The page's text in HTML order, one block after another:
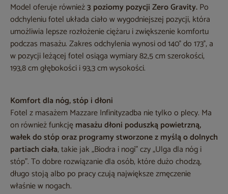
Model oferuje również3 poziomy pozycji Zero Gravity.Po
odchyleniu fotel układa ciało w wygodniejszej pozycji, która
umożliwia lepsze rozłożenie ciężaru i zwiększenie komfortu
podczas masażu. Zakres odchylenia wynosi od 140° do 173°, a
w pozycji leżącej fotel osiąga wymiary 82,5 cm szerokości,
193,8 cm głębokości i 93,3 cm wysokości.
Komfort dla nóg, stóp i dłoni
Fotel z masażem Mazzare Infinityzadba nie tylko o plecy. Ma
on również funkcjęmasażu dłoni poduszką powietrzną,
wałek do stóp oraz programy stworzone z myślą o dolnych
partiach ciała, takie jak „Biodra i nogi” czy „Ulga dla nóg i
stóp”. To dobre rozwiązanie dla osób, które dużo chodzą,
długo stoją albo po pracy czują największe zmęczenie
właśnie w nogach.